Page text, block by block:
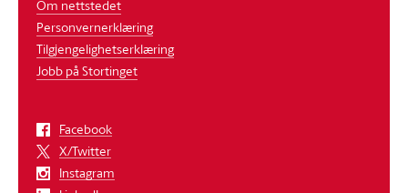
Om nettstedet
Personvernerklæring
Tilgjengelighetserklæring
Jobb på Stortinget
Facebook
X/Twitter
Instagram